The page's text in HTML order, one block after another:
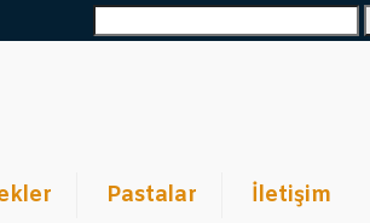
Ara:
Pastalar İletişim